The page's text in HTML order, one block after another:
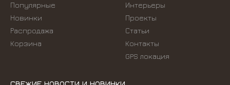
Популярные
Новинки
Распродажа
Корзина
Интерьеры
Проекты
Статьи
Контакты
GPS локация